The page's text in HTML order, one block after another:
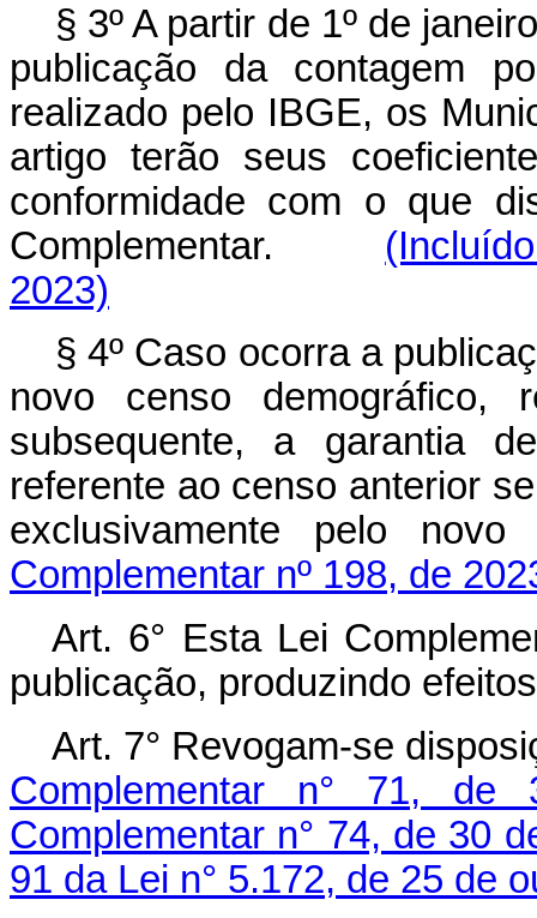
§ 3º A partir de 1º de
publicação da contagem
realizado pelo IBGE, os
artigo terão seus
conformidade com o que
Complementar.
2023)
§ 4º Caso ocorra a
novo censo demográfico,
subsequente, a garantia
referente ao censo anterior
exclusivamente pelo
Complementar nº 198, de
Art. 6° Esta Lei
publicação, produzindo
Art. 7° Revogam-se
Complementar n° 71,
Complementar n° 74, de 30
91 da Lei n° 5.172, de 25 de